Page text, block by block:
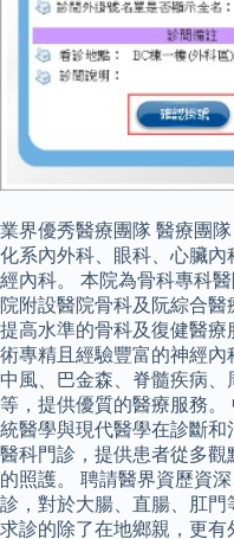
業界優秀醫療團隊 醫療團
化系內外科、眼科、心臟
經內科。 本院為骨科專科
院附設醫院骨科及阮綜合
提高水準的骨科及復健醫
術專精且經驗豐富的神經
中風、巴金森、脊髓疾病
等，提供優質的醫療服務
統醫學與現代醫學在診斷
醫科門診，提供患者從多
的照護。 聘請醫界資歷資
診，對於大腸、直腸、肛
求診的除了在地鄉親，更